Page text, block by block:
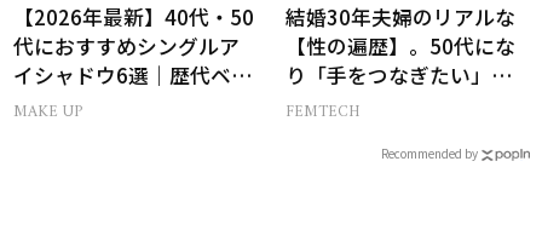
【2026年最新】40代・50
代におすすめシングルア
イシャドウ6選｜歴代ベス
トコスメ受賞まとめ
MAKE UP
結婚30年夫婦のリアルな
【性の遍歴】。50代にな
り「手をつなぎたい」と
願う理由とは
FEMTECH
Recommended by